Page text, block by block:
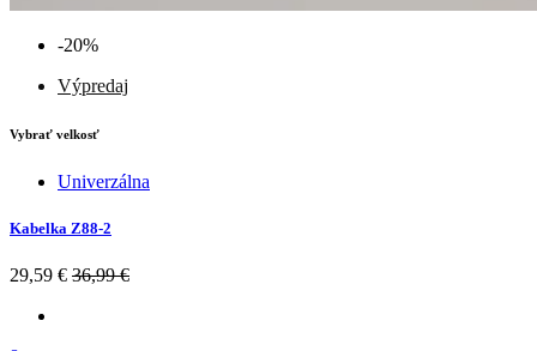
-20%
Výpredaj
Vybrať velkosť
Univerzálna
Kabelka Z88-2
29,59 € 36,99 €